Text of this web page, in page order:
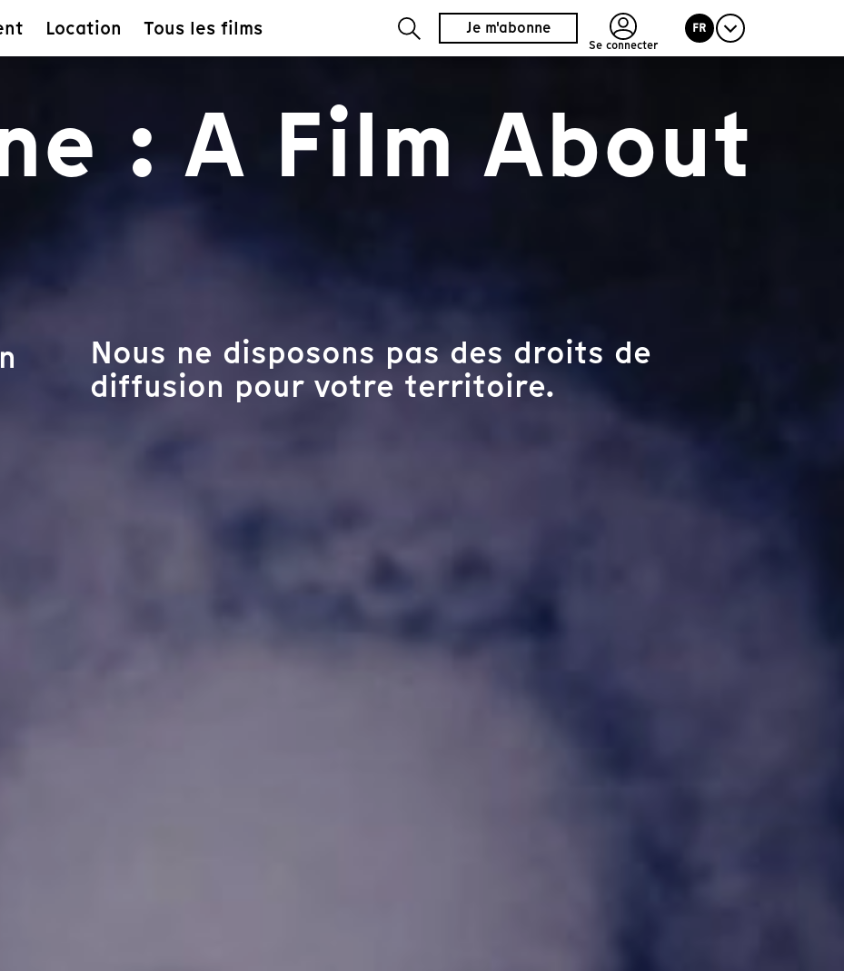
Location Tous les films Je m'abonne
Se connecter
FR
: A Film About
Nous ne disposons pas des droits de
diffusion pour votre territoire.